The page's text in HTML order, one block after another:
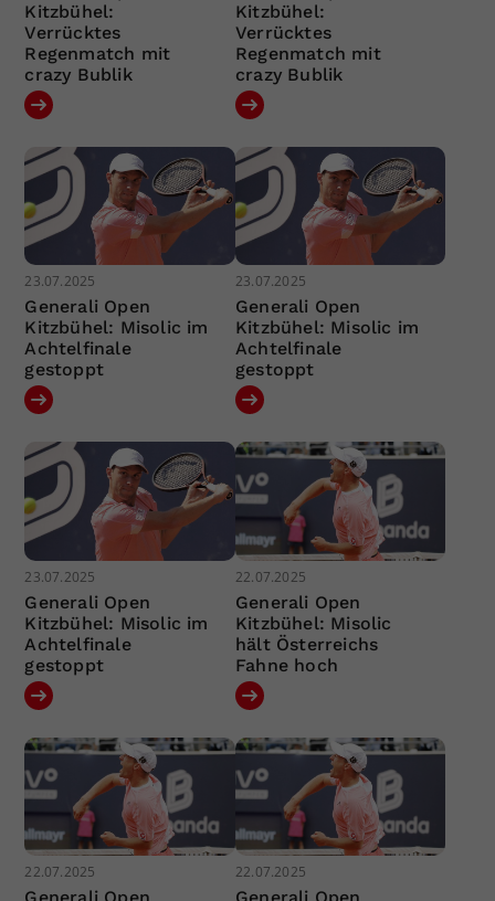
Kitzbühel:
Verrücktes
Regenmatch mit
crazy Bublik
Kitzbühel:
Verrücktes
Regenmatch mit
crazy Bublik
23.07.2025
Generali Open
Kitzbühel: Misolic im
Achtelfinale
gestoppt
23.07.2025
Generali Open
Kitzbühel: Misolic im
Achtelfinale
gestoppt
23.07.2025
Generali Open
Kitzbühel: Misolic im
Achtelfinale
gestoppt
22.07.2025
Generali Open
Kitzbühel: Misolic
hält Österreichs
Fahne hoch
22.07.2025 22.07.2025